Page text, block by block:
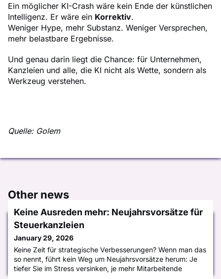
Ein möglicher KI-Crash wäre kein Ende der künstlichen
Intelligenz. Er wäre ein Korrektiv.
Weniger Hype, mehr Substanz. Weniger Versprechen,
mehr belastbare Ergebnisse.
Und genau darin liegt die Chance: für Unternehmen,
Kanzleien und alle, die KI nicht als Wette, sondern als
Werkzeug verstehen.
Quelle: Golem
Other news
Keine Ausreden mehr: Neujahrsvorsätze für
Steuerkanzleien
January 29, 2026
Keine Zeit für strategische Verbesserungen? Wenn man das
so nennt, führt kein Weg um Neujahrsvorsätze herum: Je
tiefer Sie im Stress versinken, je mehr Mitarbeitende